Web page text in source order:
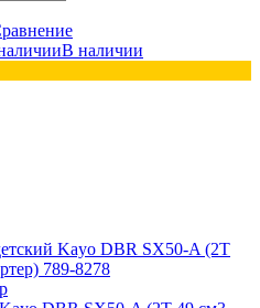
В наличии